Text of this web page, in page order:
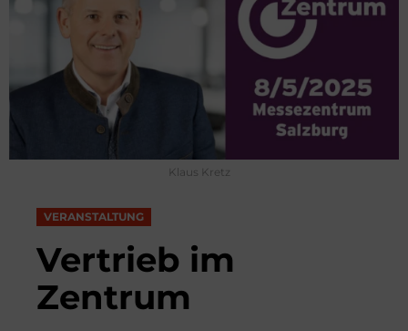
Klaus Kretz
VERANSTALTUNG
Vertrieb im
Zentrum